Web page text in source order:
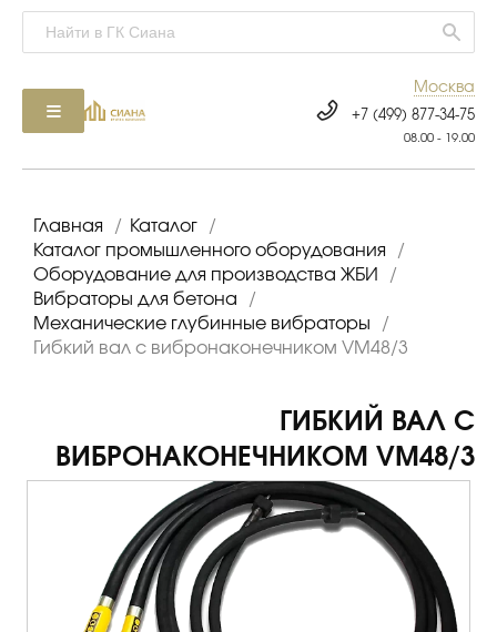
Москва
+7 (499) 877-34-75
08.00 - 19.00
Главная / Каталог
/
Каталог промышленного оборудования
/
Оборудование для производства ЖБИ
/
Вибраторы для бетона
/
Механические глубинные вибраторы
/
Гибкий вал с вибронаконечником VM48/3
ГИБКИЙ ВАЛ С
ВИБРОНАКОНЕЧНИКОМ VM48/3